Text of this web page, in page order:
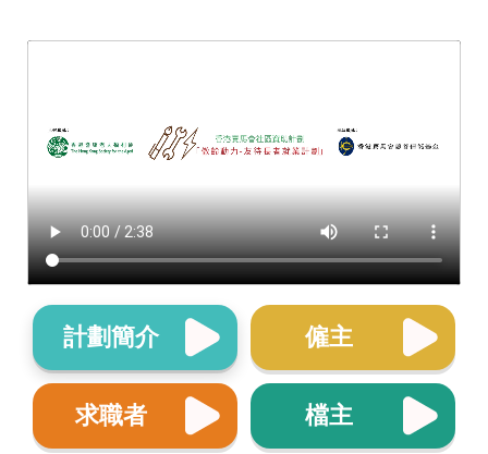
計劃簡介 僱主
求職者 檔主